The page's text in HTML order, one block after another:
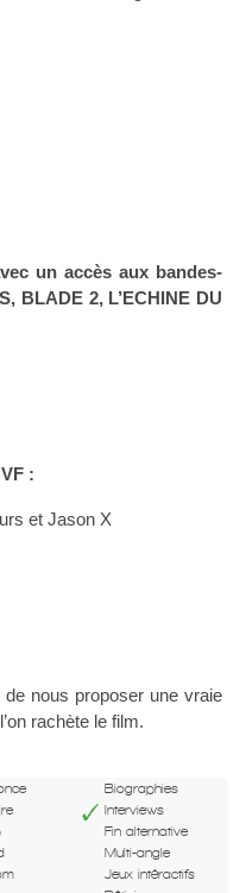
un accès aux bandes-
BLADE 2, L’ECHINE DU
:
et Jason X
de nous proposer une vraie
rachète le film.
Biographies
Interviews
Fin alternative
Multi-angle
Jeux intéractifs